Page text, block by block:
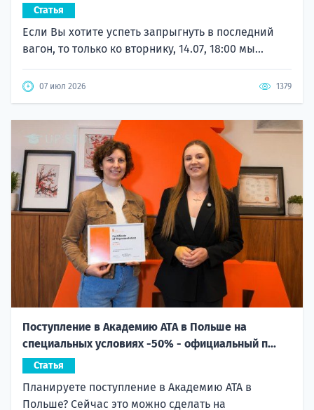
Статья
Если Вы хотите успеть запрыгнуть в последний
вагон, то только ко вторнику, 14.07, 18:00 мы...
07 июл 2026 1379
Поступление в Академию ATA в Польше на
специальных условиях -50% - официальный п...
Статья
Планируете поступление в Академию ATA в
Польше? Сейчас это можно сделать на